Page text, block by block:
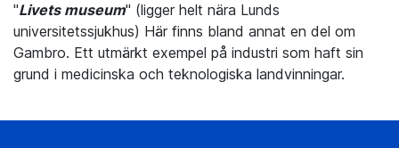
"Livets museum" (ligger helt nära Lunds
universitetssjukhus) Här finns bland annat en del om
Gambro. Ett utmärkt exempel på industri som haft sin
grund i medicinska och teknologiska landvinningar.